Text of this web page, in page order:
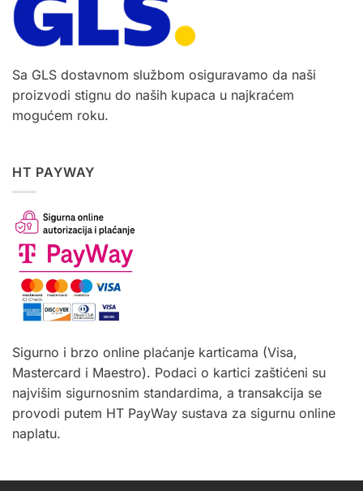
Sa GLS dostavnom službom osiguravamo da naši
proizvodi stignu do naših kupaca u najkraćem
mogućem roku.
HT PAYWAY
Sigurno i brzo online plaćanje karticama (Visa,
Mastercard i Maestro). Podaci o kartici zaštićeni su
najvišim sigurnosnim standardima, a transakcija se
provodi putem HT PayWay sustava za sigurnu online
naplatu.